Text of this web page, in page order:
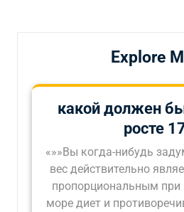
Explore
какой должен
росте
«»»Вы когда-нибудь
вес действительно
пропорциональным при
море диет и